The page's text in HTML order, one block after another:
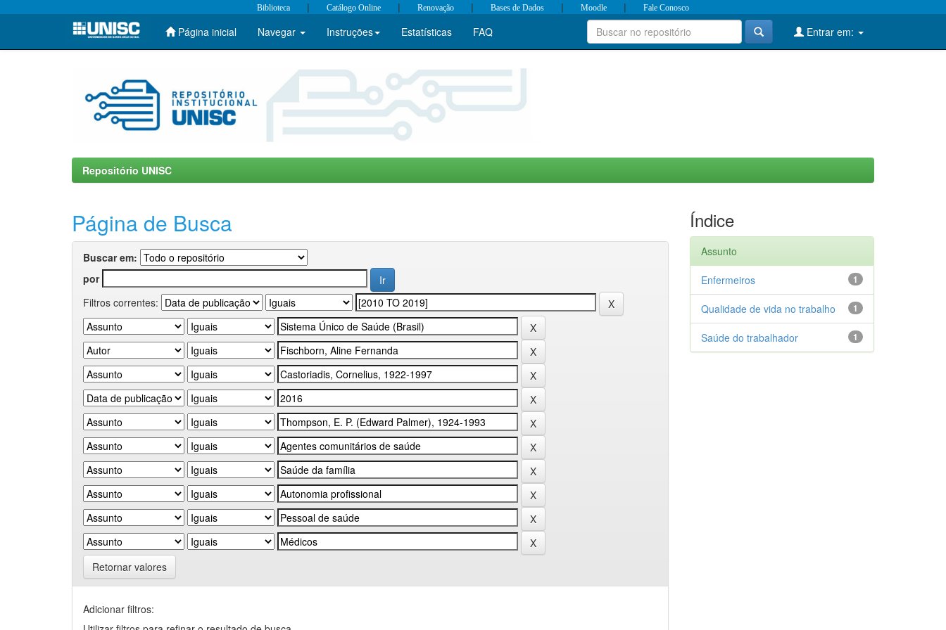
Skip
Biblioteca | Catálogo Online | Renovação | Bases de Dados | Moodle | Fale Conosco
Página inicial Navegar Instruções Estatísticas FAQ Entrar em:
Repositório UNISC
Página de Busca
Buscar em:
por
Filtros correntes:
Retornar valores
Adicionar filtros:
Índice
Assunto
1
Enfermeiros
1
Qualidade de vida no trabalho
1
Saúde do trabalhador